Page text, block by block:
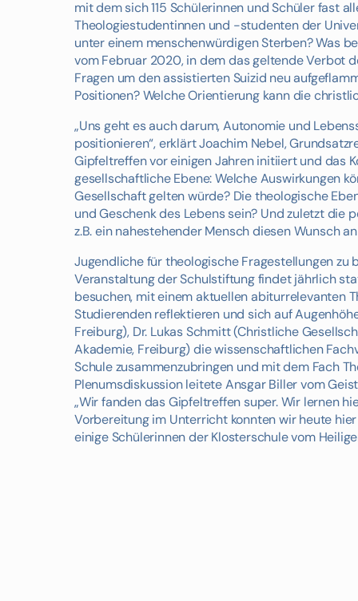
mit dem sich 115 Schülerinnen und Schüler fast
Theologiestudentinnen und -studenten der
unter einem menschenwürdigen Sterben? Was
vom Februar 2020, in dem das geltende Verbot
Fragen um den assistierten Suizid neu
Positionen? Welche Orientierung kann die
„Uns geht es auch darum, Autonomie und
positionieren“, erklärt Joachim Nebel,
Gipfeltreffen vor einigen Jahren initiiert und das
gesellschaftliche Ebene: Welche Auswirkungen
Gesellschaft gelten würde? Die theologische
und Geschenk des Lebens sein? Und zuletzt die
z.B. ein nahestehender Mensch diesen Wunsch
Jugendliche für theologische Fragestellungen
Veranstaltung der Schulstiftung findet jährlich
besuchen, mit einem aktuellen abiturrelevanten
Studierenden reflektieren und sich auf
Freiburg), Dr. Lukas Schmitt (Christliche
Akademie, Freiburg) die wissenschaftlichen
Schule zusammenzubringen und mit dem Fach
Plenumsdiskussion leitete Ansgar Biller vom
„Wir fanden das Gipfeltreffen super. Wir lernen
Vorbereitung im Unterricht konnten wir heute
einige Schülerinnen der Klosterschule vom